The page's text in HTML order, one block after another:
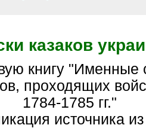
казаков
проходящих
1784-1785 гг."
источника